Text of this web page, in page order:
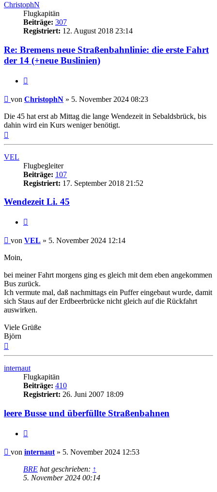
ChristophN
Flugkapitän
Beiträge: 307
Registriert: 12. August 2018 23:14
Re: Bremens neue Straßenbahnlinie: die erste Fahrt
der 14 (+neue Buslinien)
Ungelesener
von ChristophN » 5. November 2024 08:23
Die 45 hat erst ab Mittag die lange Wendezeit in Sebaldsbrück, bis
dahin wird ein Kurs weniger benötigt.
VEL
Flugbegleiter
Beiträge: 107
Registriert: 17. September 2018 21:52
Wendezeit Li. 45
Ungelesener
von VEL » 5. November 2024 12:14
Moin,
bei meiner Fahrt morgens ging es gleich mit dem eben angekommen
Bus zurück.
Ich vermute mal, daß nachmittags ein Puffer eingebaut wurde, damit
sich Staus auf der Erdbeerbrücke nicht gleich auf die Rückfahrt
auswirken.
Viele Grüße
Björn
internaut
Flugkapitän
Beiträge: 410
Registriert: 26. Juni 2007 18:09
leere Busse und überfüllte Straßenbahnen
Ungelesener
von internaut » 5. November 2024 12:53
BRE hat geschrieben: ↑
5. November 2024 00:14